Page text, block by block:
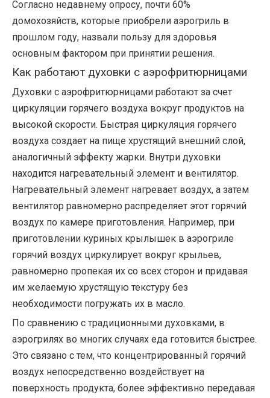
Согласно недавнему опросу, почти 60%
домохозяйств, которые приобрели аэрогриль в
прошлом году, назвали пользу для здоровья
основным фактором при принятии решения.
Как работают духовки с аэрофритюрницами
Духовки с аэрофритюрницами работают за счет
циркуляции горячего воздуха вокруг продуктов на
высокой скорости. Быстрая циркуляция горячего
воздуха создает на пище хрустящий внешний слой,
аналогичный эффекту жарки. Внутри духовки
находится нагревательный элемент и вентилятор.
Нагревательный элемент нагревает воздух, а затем
вентилятор равномерно распределяет этот горячий
воздух по камере приготовления. Например, при
приготовлении куриных крылышек в аэрогриле
горячий воздух циркулирует вокруг крыльев,
равномерно пропекая их со всех сторон и придавая
им желаемую хрустящую текстуру без
необходимости погружать их в масло.
По сравнению с традиционными духовками, в
аэрогрилях во многих случаях еда готовится быстрее.
Это связано с тем, что концентрированный горячий
воздух непосредственно воздействует на
поверхность продукта, более эффективно передавая